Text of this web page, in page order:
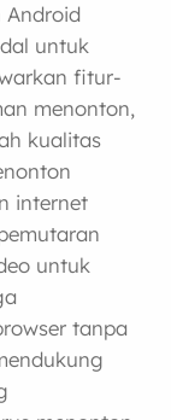
Android
untuk
fitur-
menonton,
kualitas
internet
untuk
tanpa